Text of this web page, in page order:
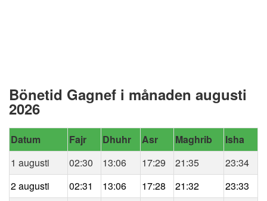
Bönetid Gagnef i månaden augusti
2026
Datum Fajr Dhuhr Asr Maghrib
Isha
1 augusti
02:30 13:06 17:29 21:35
23:34
2 augusti
02:31 13:06 17:28 21:32
23:33